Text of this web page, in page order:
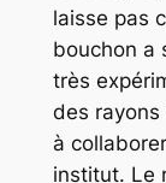
laisse pas
bouchon a
très
des rayons
à
institut. Le